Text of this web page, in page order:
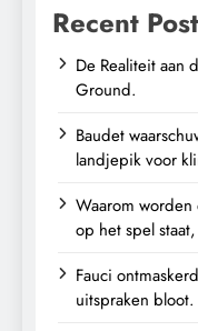
Recent
De Realiteit aan
Ground.
Baudet
landjepik voor
Waarom
op het spel
Fauci
uitspraken bloot.